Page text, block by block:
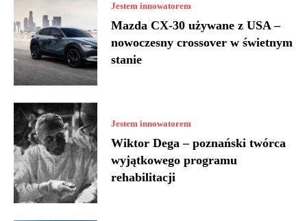
Jestem innowatorem
Mazda CX-30 używane z USA –
nowoczesny crossover w świetnym
stanie
Jestem innowatorem
Wiktor Dega – poznański twórca
wyjątkowego programu
rehabilitacji